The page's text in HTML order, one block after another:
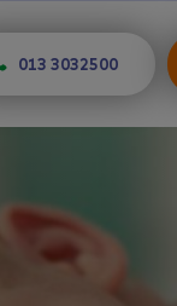
013 3032500